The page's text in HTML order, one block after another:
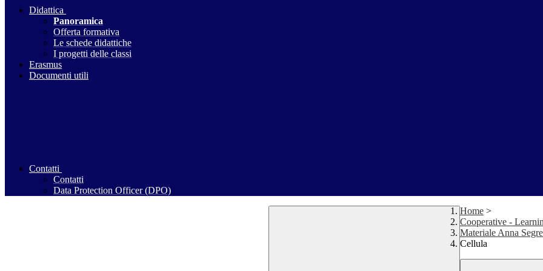
Didattica
Panoramica
Offerta formativa
Le schede didattiche
I progetti delle classi
Erasmus
Documenti utili
Contatti
Contatti
Data Protection Officer (DPO)
Home >
Cooperative -
Materiale Anna
Cellula